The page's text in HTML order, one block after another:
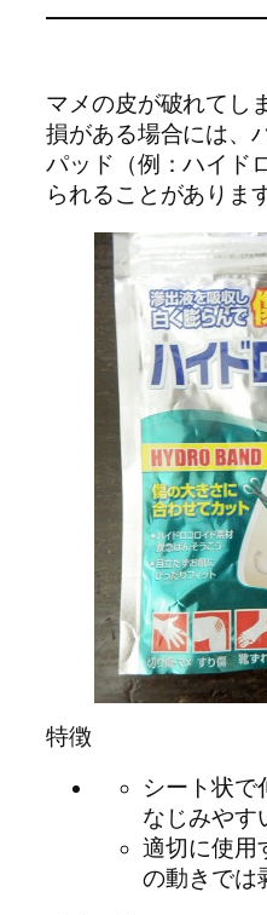
マメの皮が破れてし
損がある場合には、
パッド（例：ハイド
られることがありま
特徴
シート状で
なじみやす
適切に使用
の動きでは